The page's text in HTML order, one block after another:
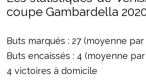
coupe Gambardella
Buts marqués : 27 (moyenne
Buts encaissés : 4 (moyenne
4 victoires à domicile